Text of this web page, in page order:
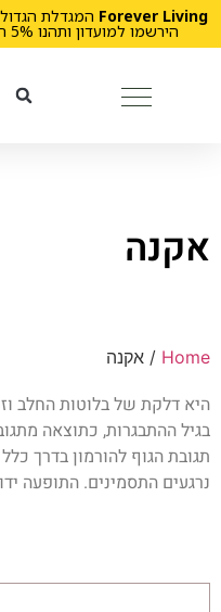
Forever Living המגדלת
הירשמו למועדון ותהנו 5% הנחה לכל החיים
אקנה
Home / אקנה
היא דלקת של בלוטות החלב
בגיל ההתבגרות, כתוצאה
תגובת הגוף להורמון בדרך
נרגעים התסמינים. התופעה